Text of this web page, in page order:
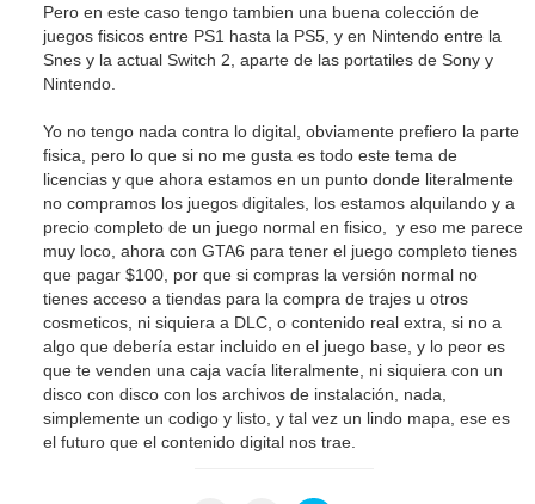
Pero en este caso tengo tambien una buena colección de
juegos fisicos entre PS1 hasta la PS5, y en Nintendo entre la
Snes y la actual Switch 2, aparte de las portatiles de Sony y
Nintendo.
Yo no tengo nada contra lo digital, obviamente prefiero la parte
fisica, pero lo que si no me gusta es todo este tema de
licencias y que ahora estamos en un punto donde literalmente
no compramos los juegos digitales, los estamos alquilando y a
precio completo de un juego normal en fisico, y eso me parece
muy loco, ahora con GTA6 para tener el juego completo tienes
que pagar $100, por que si compras la versión normal no
tienes acceso a tiendas para la compra de trajes u otros
cosmeticos, ni siquiera a DLC, o contenido real extra, si no a
algo que debería estar incluido en el juego base, y lo peor es
que te venden una caja vacía literalmente, ni siquiera con un
disco con disco con los archivos de instalación, nada,
simplemente un codigo y listo, y tal vez un lindo mapa, ese es
el futuro que el contenido digital nos trae.